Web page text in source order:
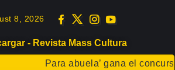
- Revista Mass Cultura
Para abuela’ gana el concurso
8, 2026